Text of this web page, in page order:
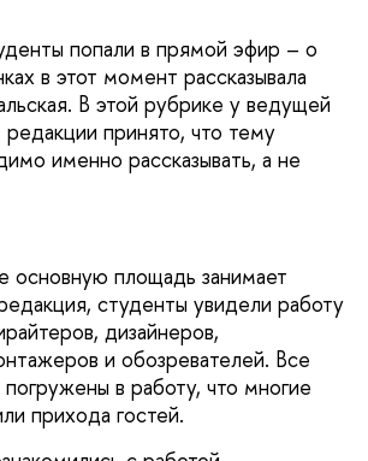
попали в прямой эфир – о
в этот момент рассказывала
В этой рубрике у ведущей
принято, что тему
именно рассказывать, а не
основную площадь занимает
студенты увидели работу
дизайнеров,
и обозревателей. Все
в работу, что многие
прихода гостей.